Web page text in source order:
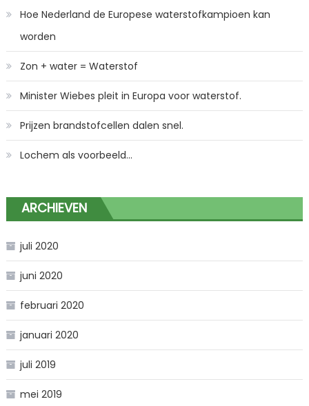
Hoe Nederland de Europese waterstofkampioen kan
worden
Zon + water = Waterstof
Minister Wiebes pleit in Europa voor waterstof.
Prijzen brandstofcellen dalen snel.
Lochem als voorbeeld…
ARCHIEVEN
juli 2020
juni 2020
februari 2020
januari 2020
juli 2019
mei 2019